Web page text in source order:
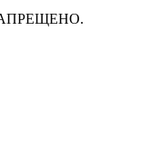
ЗАПРЕЩЕНО.